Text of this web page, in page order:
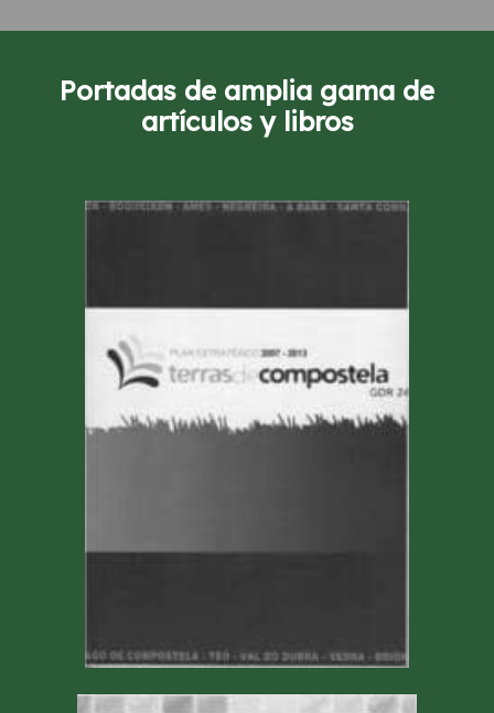
Portadas de amplia gama de
artículos y libros